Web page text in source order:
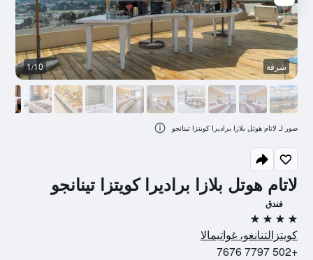
لاتام هوتل بلازا براديرا كويتزا تينانجو
فندق
4 نجوم
كويتزالتنانغو، غواتيمالا
+502 7797 7676
شرفة 1/10
صور لـ لاتام هوتل بلازا براديرا كويتزا تينانجو